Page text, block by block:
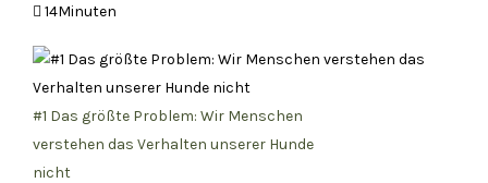
14Minuten
#1 Das größte Problem: Wir Menschen
verstehen das Verhalten unserer Hunde
nicht